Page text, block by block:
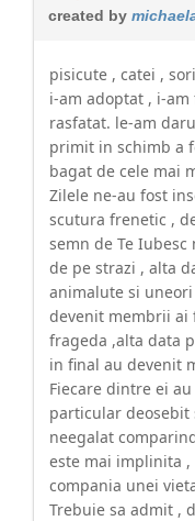
created by
pisicute , catei ,
i-am adoptat , i-
rasfatat. le-am
primit in schimb a
bagat de cele mai
Zilele ne-au fost
scutura frenetic ,
semn de Te
de pe strazi , alta
animalute si
devenit membrii ai
frageda ,alta data
in final au devenit
Fiecare dintre ei
particular
neegalat
este mai implinita
compania unei
Trebuie sa admit ,